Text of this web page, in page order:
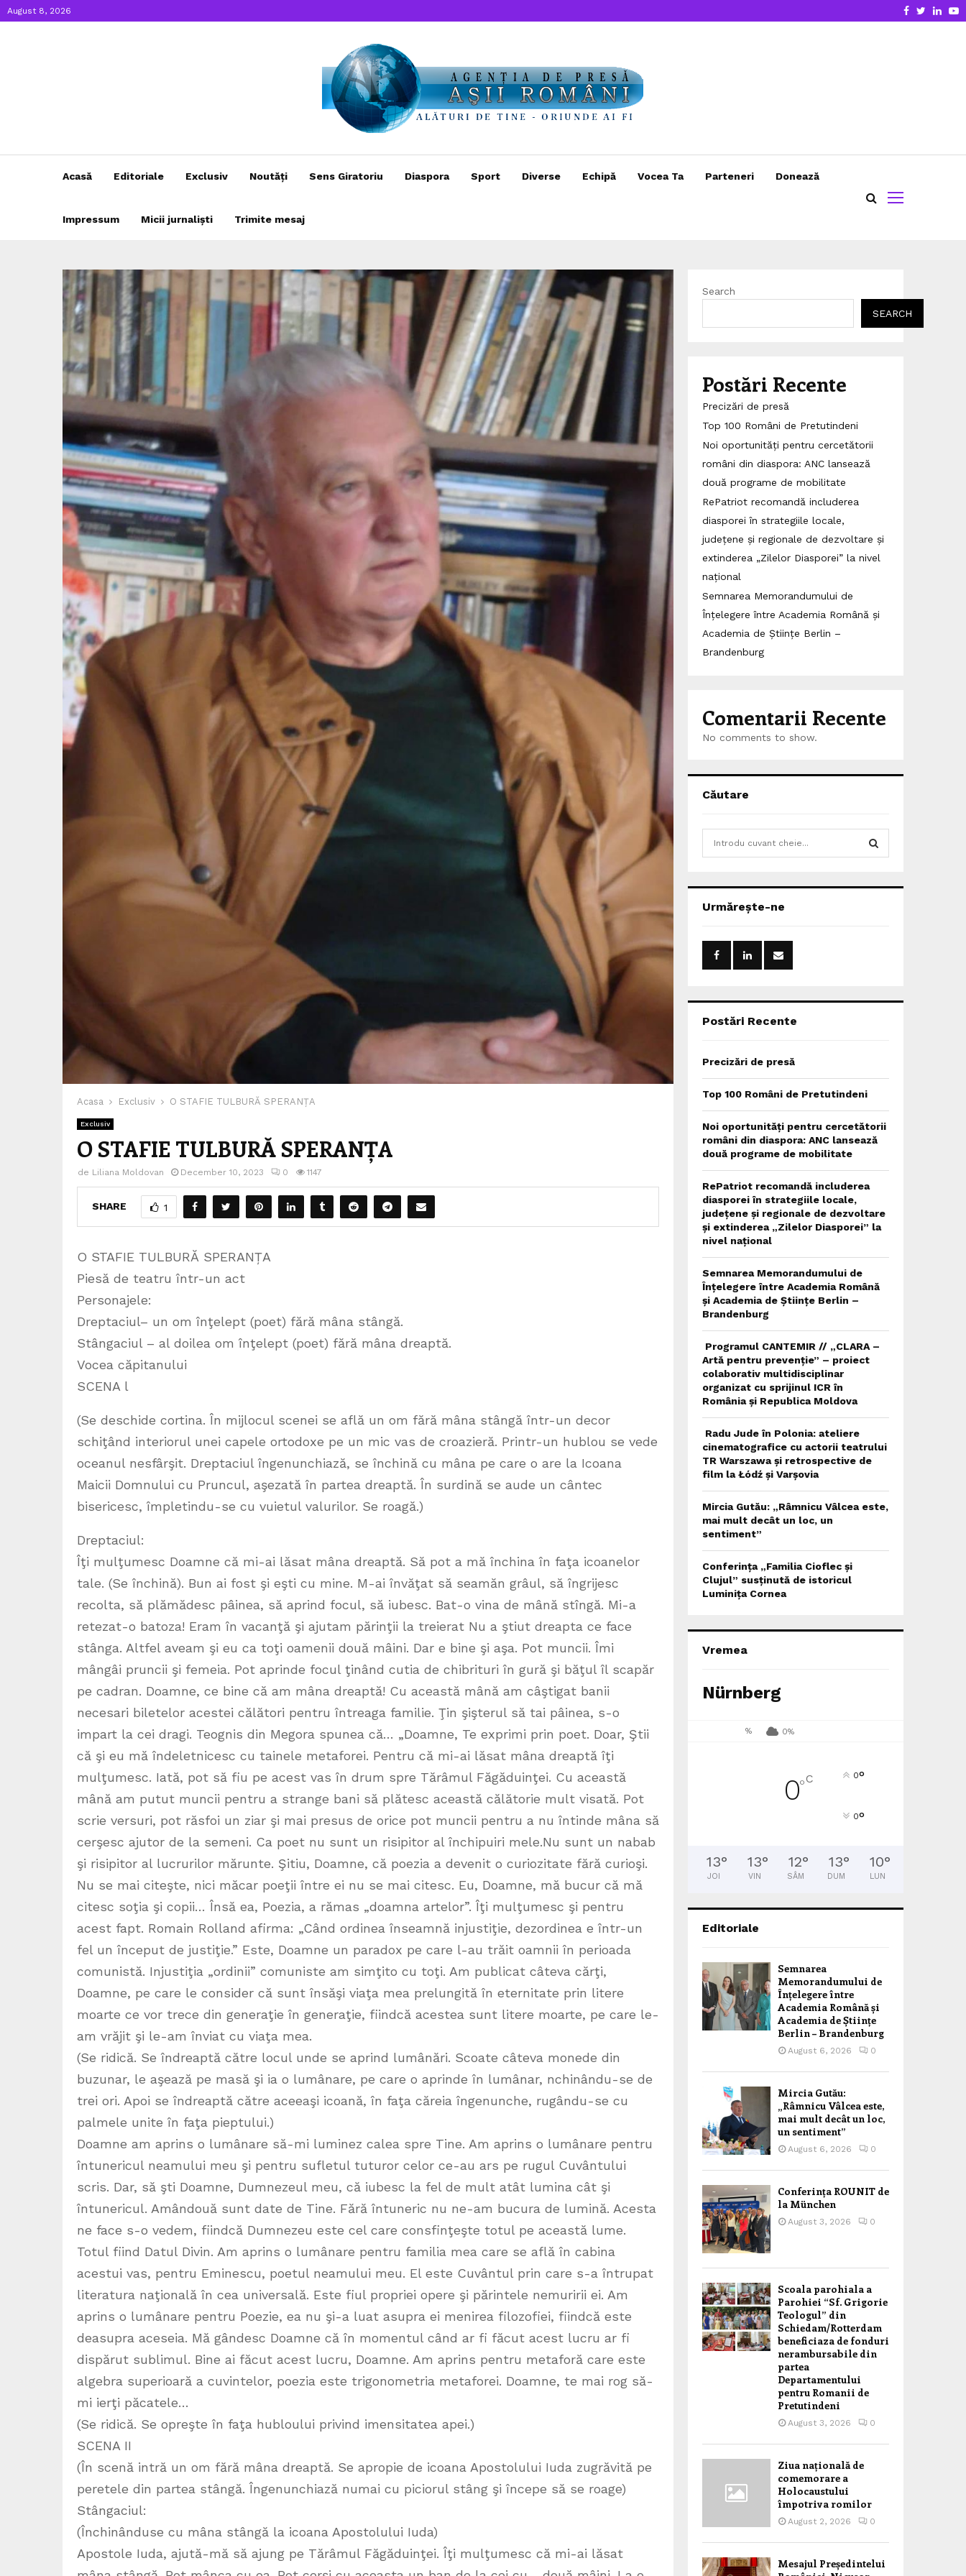
August 8, 2026 Facebook
Twitter
Acasă Editoriale Exclusiv Noutăți Sens Giratoriu Diaspora Sport Diverse Echipă Vocea Ta Parteneri Donează
Impressum Micii jurnaliști Trimite mesaj
Acasa Exclusiv O STAFIE TULBURĂ SPERANȚA
Exclusiv
O STAFIE TULBURĂ SPERANȚA
de Liliana Moldovan December 10, 2023 0 1147
SHARE 1
O STAFIE TULBURĂ SPERANȚA
Piesă de teatru într-un act
Personajele:
Dreptaciul– un om înţelept (poet) fără mâna stângă.
Stângaciul – al doilea om înţelept (poet) fără mâna dreaptă.
Vocea căpitanului
SCENA l
(Se deschide cortina. În mijlocul scenei se află un om fără mâna stângă într-un decor
schiţând interiorul unei capele ortodoxe pe un mic vas de croazieră. Printr-un hublou se vede
oceanul nesfârşit. Dreptaciul îngenunchiază, se închină cu mâna pe care o are la Icoana
Maicii Domnului cu Pruncul, aşezată în partea dreaptă. În surdină se aude un cântec
bisericesc, împletindu-se cu vuietul valurilor. Se roagă.)
Dreptaciul:
Îţi mulţumesc Doamne că mi-ai lăsat mâna dreaptă. Să pot a mă închina în faţa icoanelor
tale. (Se închină). Bun ai fost şi eşti cu mine. M-ai învăţat să seamăn grâul, să îngrijesc
recolta, să plămădesc pâinea, să aprind focul, să iubesc. Bat-o vina de mână stîngă. Mi-a
retezat-o batoza! Eram în vacanţă şi ajutam părinţii la treierat Nu a ştiut dreapta ce face
stânga. Altfel aveam şi eu ca toţi oamenii două mâini. Dar e bine şi aşa. Pot muncii. Îmi
mângâi pruncii şi femeia. Pot aprinde focul ţinând cutia de chibrituri în gură şi băţul îl scapăr
pe cadran. Doamne, ce bine că am mâna dreaptă! Cu această mână am câştigat banii
necesari biletelor acestei călători pentru întreaga familie. Ţin şişterul să tai pâinea, s-o
impart la cei dragi. Teognis din Megora spunea că… „Doamne, Te exprimi prin poet. Doar, Ştii
că şi eu mă îndeletnicesc cu tainele metaforei. Pentru că mi-ai lăsat mâna dreaptă îţi
mulţumesc. Iată, pot să fiu pe acest vas în drum spre Tărâmul Făgăduinţei. Cu această
mână am putut muncii pentru a strange bani să plătesc această călătorie mult visată. Pot
scrie versuri, pot răsfoi un ziar şi mai presus de orice pot muncii pentru a nu întinde mâna să
cerşesc ajutor de la semeni. Ca poet nu sunt un risipitor al închipuiri mele.Nu sunt un nabab
şi risipitor al lucrurilor mărunte. Şitiu, Doamne, că poezia a devenit o curiozitate fără curioşi.
Nu se mai citeşte, nici măcar poeţii între ei nu se mai citesc. Eu, Doamne, mă bucur că mă
citesc soţia şi copii… Însă ea, Poezia, a rămas „doamna artelor”. Îţi mulţumesc şi pentru
acest fapt. Romain Rolland afirma: „Când ordinea înseamnă injustiţie, dezordinea e într-un
fel un început de justiţie.” Este, Doamne un paradox pe care l-au trăit oamnii în perioada
comunistă. Injustiţia „ordinii” comuniste am simţito cu toţi. Am publicat câteva cărţi,
Doamne, pe care le consider că sunt însăşi viaţa mea prelungită în eternitate prin litere
moarte ce vor trece din generaţie în generaţie, fiindcă acestea sunt litere moarte, pe care le-
am vrăjit şi le-am înviat cu viaţa mea.
(Se ridică. Se îndreaptă către locul unde se aprind lumânări. Scoate câteva monede din
buzunar, le aşează pe masă şi ia o lumânare, pe care o aprinde în lumânar, nchinându-se de
trei ori. Apoi se îndreaptă către aceeaşi icoană, în faţa căreia îngenunche, rugându-se cu
palmele unite în faţa pieptului.)
Doamne am aprins o lumânare să-mi luminez calea spre Tine. Am aprins o lumânare pentru
întunericul neamului meu şi pentru sufletul tuturor celor ce-au ars pe rugul Cuvântului
scris. Dar, să şti Doamne, Dumnezeul meu, că iubesc la fel de mult atât lumina cât şi
întunericul. Amândouă sunt date de Tine. Fără întuneric nu ne-am bucura de lumină. Acesta
ne face s-o vedem, fiindcă Dumnezeu este cel care consfinţeşte totul pe această lume.
Totul fiind Datul Divin. Am aprins o lumânare pentru familia mea care se află în cabina
acestui vas, pentru Eminescu, poetul neamului meu. El este Cuvântul prin care s-a întrupat
literatura naţională în cea universală. Este fiul propriei opere şi părintele nemuririi ei. Am
aprins o lumânare pentru Poezie, ea nu şi-a luat asupra ei menirea filozofiei, fiindcă este
deasupra aceseia. Mă gândesc Doamne că în momentul când ar fi făcut acest lucru ar fi
dispărut sublimul. Bine ai făcut acest lucru, Doamne. Am aprins pentru metaforă care este
algebra superioară a cuvintelor, poezia este trigonometria metaforei. Doamne, te mai rog să-
mi ierţi păcatele…
(Se ridică. Se opreşte în faţa hubloului privind imensitatea apei.)
SCENA II
(În scenă intră un om fără mâna dreaptă. Se apropie de icoana Apostolului Iuda zugrăvită pe
peretele din partea stângă. Îngenunchiază numai cu piciorul stâng şi începe să se roage)
Stângaciul:
(Închinânduse cu mâna stângă la icoana Apostolului Iuda)
Apostole Iuda, ajută-mă să ajung pe Tărâmul Făgăduinţei. Îţi mulţumesc că mi-ai lăsat
Search
SEARCH
Postări Recente
Precizări de presă
Top 100 Români de Pretutindeni
Noi oportunități pentru cercetătorii
români din diaspora: ANC lansează
două programe de mobilitate
RePatriot recomandă includerea
diasporei în strategiile locale,
județene și regionale de dezvoltare și
extinderea „Zilelor Diasporei” la nivel
național
Semnarea Memorandumului de
Înțelegere între Academia Română și
Academia de Științe Berlin –
Brandenburg
Comentarii Recente
No comments to show.
Căutare
h
o
:
Urmărește-ne
Postări Recente
Precizări de presă
Top 100 Români de Pretutindeni
Noi oportunități pentru cercetătorii
români din diaspora: ANC lansează
două programe de mobilitate
RePatriot recomandă includerea
diasporei în strategiile locale,
județene și regionale de dezvoltare
și extinderea „Zilelor Diasporei” la
nivel național
Semnarea Memorandumului de
Înțelegere între Academia Română
și Academia de Științe Berlin –
Brandenburg
Programul CANTEMIR // „CLARA –
Artă pentru prevenție” – proiect
colaborativ multidisciplinar
organizat cu sprijinul ICR în
România și Republica Moldova
Radu Jude în Polonia: ateliere
cinematografice cu actorii teatrului
TR Warszawa și retrospective de
film la Łódź și Varșovia
Mircia Gutău: „Râmnicu Vâlcea este,
mai mult decât un loc, un
sentiment”
Conferința „Familia Cioflec și
Clujul” susținută de istoricul
Luminița Cornea
Vremea
Nürnberg
% 0%
0°C 0°
0°
13°
JOI
13°
VIN
12°
SÂM
13°
DUM
10°
LUN
Editoriale
Semnarea
Memorandumului de
Înțelegere între
Academia Română și
Academia de Științe
Berlin – Brandenburg
August 6, 2026 0
Mircia Gutău:
„Râmnicu Vâlcea este,
mai mult decât un loc,
un sentiment”
August 6, 2026 0
Conferința ROUNIT de
la München
August 3, 2026 0
Scoala parohiala a
Parohiei “Sf. Grigorie
Teologul” din
Schiedam/Rotterdam
beneficiaza de fonduri
nerambursabile din
partea
Departamentului
pentru Romanii de
Pretutindeni
August 3, 2026 0
Ziua națională de
comemorare a
Holocaustului
împotriva romilor
August 2, 2026 0
Mesajul Președintelui